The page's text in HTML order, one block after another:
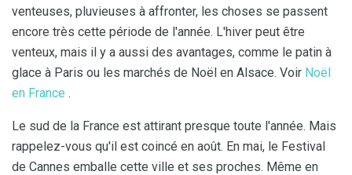
venteuses, pluvieuses à affronter, les choses se passent
encore très cette période de l'année. L'hiver peut être
venteux, mais il y a aussi des avantages, comme le patin à
glace à Paris ou les marchés de Noël en Alsace. Voir Noël
en France .
Le sud de la France est attirant presque toute l'année. Mais
rappelez-vous qu'il est coincé en août. En mai, le Festival
de Cannes emballe cette ville et ses proches. Même en